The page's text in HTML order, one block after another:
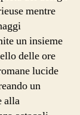
mentre
un insieme
delle ore
lucide
un
alla